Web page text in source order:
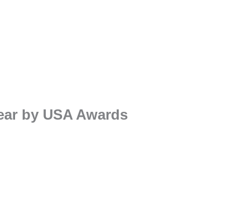
by USA Awards